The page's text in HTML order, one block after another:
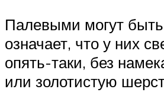
Палевыми могут быть
означает, что у них
опять-таки, без
или золотистую